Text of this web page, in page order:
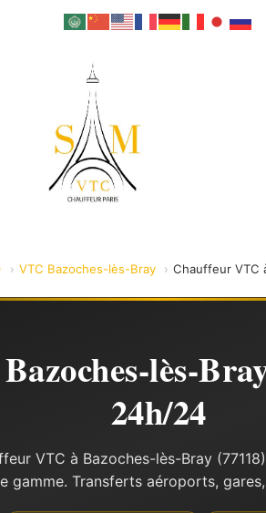
VTC Bazoches-lès-Bray Chauffeur VTC
lès-
24h/24
VTC à Bazoches-lès-Bray
gamme. Transferts aéroports,